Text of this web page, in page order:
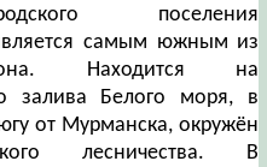
поселения
самым южным из
Находится на
залива Белого моря, в
от Мурманска, окружён
лесничества. В